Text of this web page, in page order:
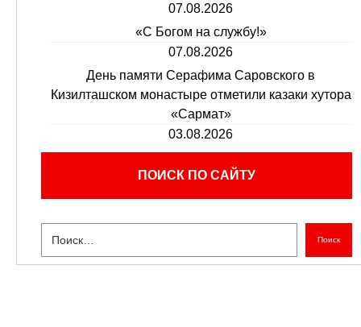
07.08.2026
«С Богом на службу!»
07.08.2026
День памяти Серафима Саровского в
Кизилташском монастыре отметили казаки хутора
«Сармат»
03.08.2026
ПОИСК ПО САЙТУ
Поиск